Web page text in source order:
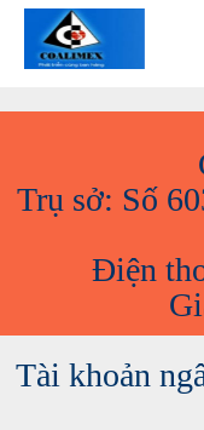
Trụ sở: Số
Điện
Tài khoản